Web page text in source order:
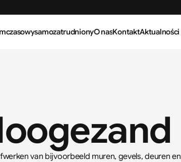
van bijvoorbeeld muren, gevels, deuren en
samozatrudnionyO nasKontaktAktualności